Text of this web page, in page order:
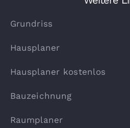
Grundriss
Hausplaner
Hausplaner kostenlos
Bauzeichnung
Raumplaner